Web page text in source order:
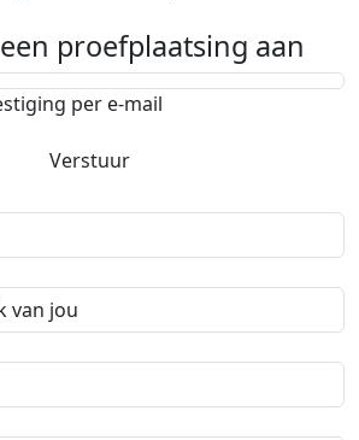
proefplaatsing aan
per e-mail
Verstuur